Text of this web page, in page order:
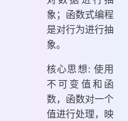
象；函数式编程
是对行为进行抽
象。
核心思想: 使用
不可变值和函
数，函数对一个
值进行处理，映